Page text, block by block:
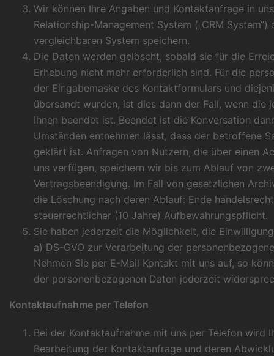
Wir können Ihre Angaben und Kontaktanfrage in
Relationship-Management System („CRM System“)
vergleichbaren System speichern.
Die Daten werden gelöscht, sobald sie für die
Erhebung nicht mehr erforderlich sind. Für die
der Eingabemaske des Kontaktformulars und
übersandt wurden, ist dies dann der Fall, wenn die
Ihnen beendet ist. Beendet ist die Konversation
Umständen entnehmen lässt, dass der betroffene
geklärt ist. Anfragen von Nutzern, die über einen
uns verfügen, speichern wir bis zum Ablauf von
Vertragsbeendigung. Im Fall von gesetzlichen
die Löschung nach deren Ablauf: Ende
steuerrechtlicher (10 Jahre) Aufbewahrungspflicht.
Sie haben jederzeit die Möglichkeit, die
a) DS-GVO zur Verarbeitung der
Nehmen Sie per E-Mail Kontakt mit uns auf, so
der personenbezogenen Daten jederzeit
Kontaktaufnahme per Telefon
Bei der Kontaktaufnahme mit uns per Telefon wird
Bearbeitung der Kontaktanfrage und deren